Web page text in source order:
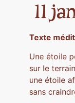
11
Texte
Une étoile
sur le
une étoile
sans